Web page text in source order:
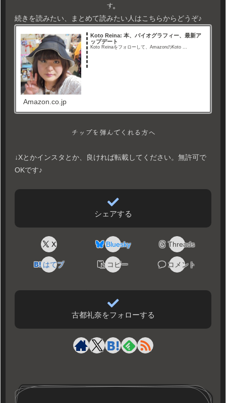
す。
続きを読みたい、まとめて読みたい人はこちらからどうぞ♪
Koto Reina: 本、バイオグラフィー、最新ア
ップデート
Koto Reinaをフォローして、AmazonのKoto ...
Amazon.co.jp
チップを弾んでくれる方へ
↓Xとかインスタとか、良ければ転載してください。無許可で
OKです♪
シェアする
X Bluesky Threads
はてブ コピー コメント
古都礼奈をフォローする